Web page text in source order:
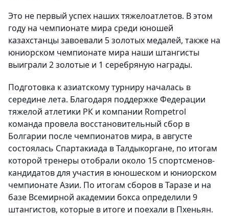
Это не первый успех наших тяжелоатлетов. В этом
году на чемпионате мира среди юношей
казахстанцы завоевали 5 золотых медалей, также на
юниорском чемпионате мира наши штангисты
выиграли 2 золотые и 1 серебряную награды.
Подготовка к азиатскому турниру началась в
середине лета. Благодаря поддержке Федерации
тяжелой атлетики РК и компании Rompetrol
команда провела восстановительный сбор в
Болгарии после чемпионатов мира, в августе
состоялась Спартакиада в Талдыкоргане, по итогам
которой тренеры отобрали около 15 спортсменов-
кандидатов для участия в юношеском и юниорском
чемпионате Азии. По итогам сборов в Таразе и на
базе Всемирной академии бокса определили 9
штангистов, которые в итоге и поехали в Пхеньян.